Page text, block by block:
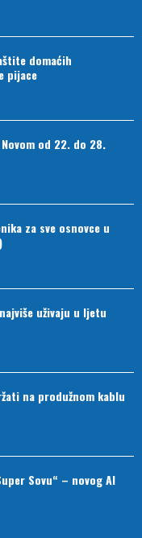
domaćih
pijace
od 22. do 28.
za sve osnovce u
uživaju u ljetu
na produžnom kablu
Sovu“ – novog AI